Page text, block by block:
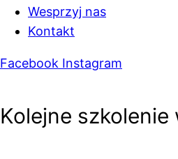
Wesprzyj nas
Kontakt
Facebook Instagram
Kolejne